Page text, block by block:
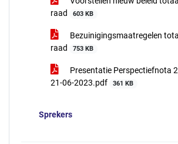
raad
603 KB
Bezuinigingsmaatregelen
raad
753 KB
Presentatie Perspectiefnota
21-06-2023.pdf
361 KB
Sprekers